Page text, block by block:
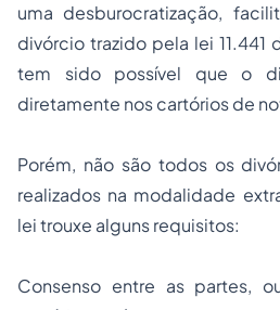
uma desburocratização,
divórcio trazido pela lei 11.441
tem sido possível que o
diretamente nos cartórios de
Porém, não são todos os
realizados na modalidade
lei trouxe alguns requisitos:
Consenso entre as partes,